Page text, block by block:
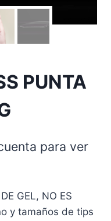
PUNTA
para ver
GEL, NO ES
y tamaños de tips